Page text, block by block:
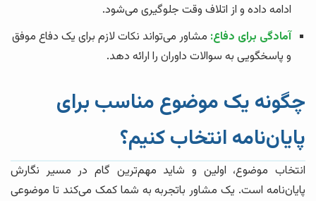
ادامه داده و از اتلاف وقت جلوگیری می‌شود.
آمادگی برای دفاع: مشاور می‌تواند نکات لازم برای یک دفاع موفق
و پاسخگویی به سوالات داوران را ارائه دهد.
چگونه یک موضوع مناسب برای
پایان‌نامه انتخاب کنیم؟
انتخاب موضوع، اولین و شاید مهم‌ترین گام در مسیر نگارش
پایان‌نامه است. یک مشاور باتجربه به شما کمک می‌کند تا موضوعی